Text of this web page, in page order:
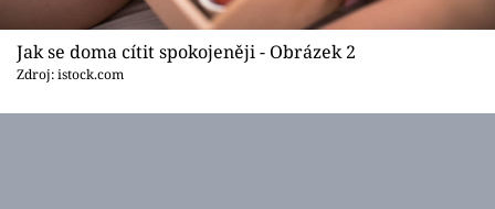
Jak se doma cítit spokojeněji - Obrázek 2
Zdroj: istock.com